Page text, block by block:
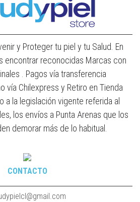
y Proteger tu piel y tu Salud. En
encontrar reconocidas Marcas con
. Pagos vía transferencia
vía Chilexpress y Retiro en Tienda
a la legislación vigente referida al
los envíos a Punta Arenas que los
demorar más de lo habitual.
CONTACTO